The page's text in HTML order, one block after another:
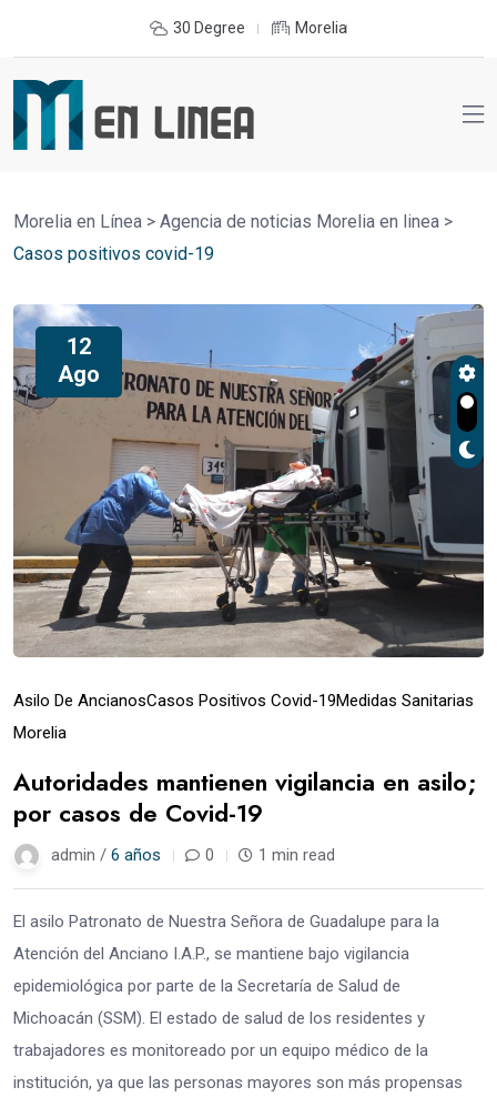
30 Degree Morelia
Morelia en Línea > Agencia de noticias Morelia en linea >
Casos positivos covid-19
12
Ago
Asilo De AncianosCasos Positivos Covid-19Medidas Sanitarias
Morelia
Autoridades mantienen vigilancia en asilo;
por casos de Covid-19
admin / 6 años 0 1 min read
El asilo Patronato de Nuestra Señora de Guadalupe para la
Atención del Anciano I.A.P., se mantiene bajo vigilancia
epidemiológica por parte de la Secretaría de Salud de
Michoacán (SSM). El estado de salud de los residentes y
trabajadores es monitoreado por un equipo médico de la
institución, ya que las personas mayores son más propensas